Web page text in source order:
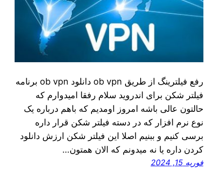
رفع فیلترینگ از طریق ob vpn دانلود ob vpn برنامه
فیلتر شکن برای اندروید سلام رفقا امیدوارم که
حالتون عالی باشه امروز اومدیم که باهم درباره یک
نوع نرم افزار که در دسته فیلتر شکن قرار داره
برسی کنیم و ببنیم اصلا این فیلتر شکن ارزش دانلود
کردن داره یا نه میدونم که الان همتون…
فوریه 15, 2024